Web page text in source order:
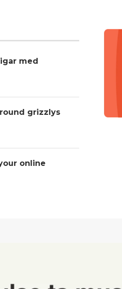
med
grizzlys
online